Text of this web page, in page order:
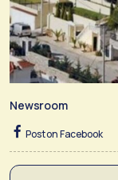
Newsroom
Post on Facebook